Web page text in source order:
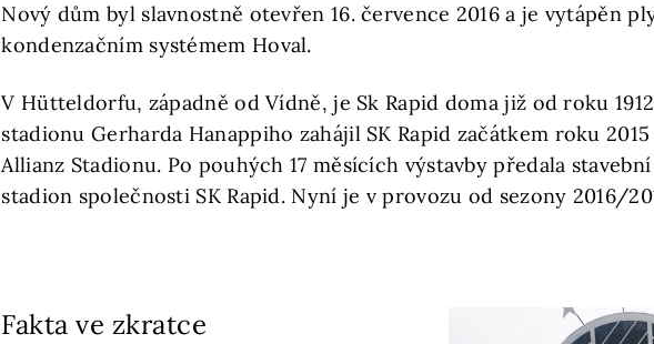
Nový dům byl slavnostně otevřen 16. července 2016 a je vytápěn
kondenzačním systémem Hoval.
V Hütteldorfu, západně od Vídně, je Sk Rapid doma již od roku
stadionu Gerharda Hanappiho zahájil SK Rapid začátkem roku
Allianz Stadionu. Po pouhých 17 měsících výstavby předala
stadion společnosti SK Rapid. Nyní je v provozu od sezony 2016/
Fakta ve zkratce